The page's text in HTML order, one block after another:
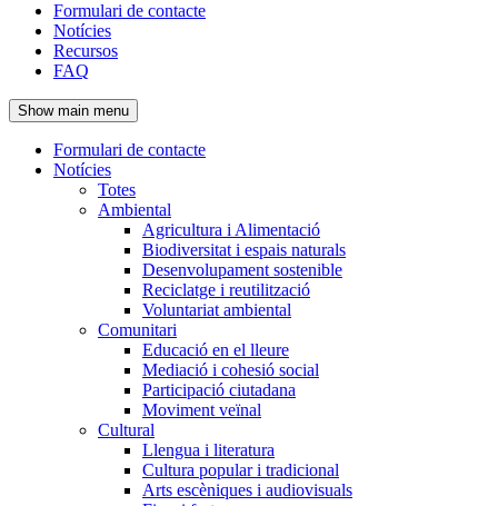
Navegació
principal
de
l'encapçalament
Formulari de contacte
Notícies
Recursos
FAQ
Show main menu
Navegació
principal
Formulari de contacte
Notícies
Totes
Ambiental
Agricultura i Alimentació
Biodiversitat i espais naturals
Desenvolupament sostenible
Reciclatge i reutilització
Voluntariat ambiental
Comunitari
Educació en el lleure
Mediació i cohesió social
Participació ciutadana
Moviment veïnal
Cultural
Llengua i literatura
Cultura popular i tradicional
Arts escèniques i audiovisuals